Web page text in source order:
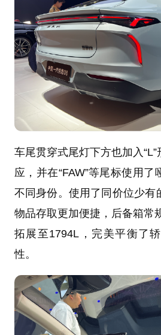
车尾贯穿式尾灯下方也加入
应，并在“FAW”等尾标使用
不同身份。使用了同价位少有
物品存取更加便捷，后备箱常
拓展至1794L，完美平衡了
性。